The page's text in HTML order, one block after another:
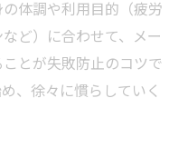
体調や利用目的（疲労
ど）に合わせて、メー
とが失敗防止のコツで
、徐々に慣らしていく